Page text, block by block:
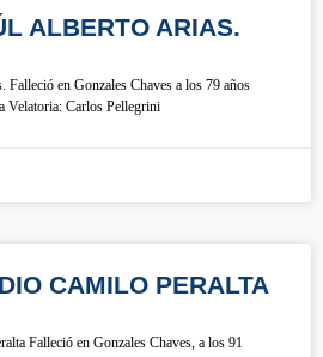
ALBERTO ARIAS.
en Gonzales Chaves a los 79 años
Velatoria: Carlos Pellegrini
CAMILO PERALTA
Falleció en Gonzales Chaves, a los 91